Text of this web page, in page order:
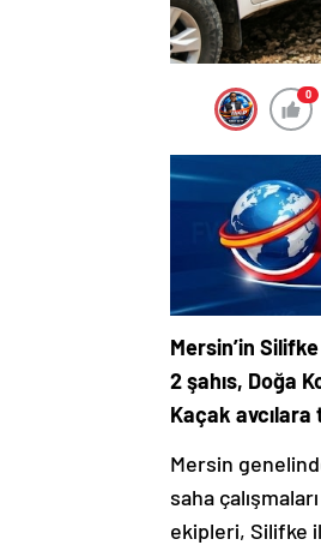
0
Mersin’in
2 şahıs, Doğa
Kaçak avcılara
Mersin
saha
ekipleri, Silifke